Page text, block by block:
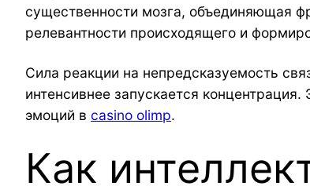
существенности мозга, объединяющая
релевантности происходящего и
Сила реакции на непредсказуемость
интенсивнее запускается
эмоций в casino olimp.
Как